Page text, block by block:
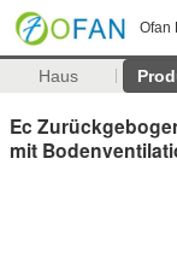
Ofan
Haus
Ec
mit